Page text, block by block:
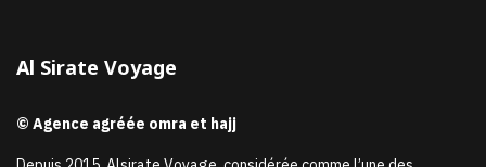
Al Sirate Voyage
© Agence agréée omra et hajj